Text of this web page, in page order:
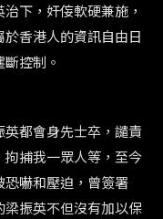
下，奸侫軟硬兼施，
香港人的資訊自由日
控制。
都會身先士卒，譴責
捕我一眾人等，至今
嚇和壓迫，曾簽署
梁振英不但沒有加以保